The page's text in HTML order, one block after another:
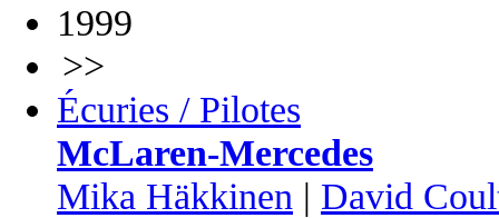
1999
>>
Écuries / Pilotes
McLaren-Mercedes
Mika Häkkinen | David